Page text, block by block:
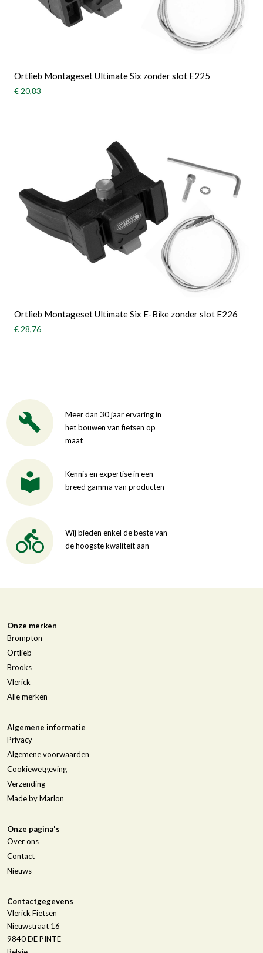
Ortlieb Montageset Ultimate Six zonder slot E225
€ 20,83
Ortlieb Montageset Ultimate Six E-Bike zonder slot E226
€ 28,76
Meer dan 30 jaar ervaring in
het bouwen van fietsen op
maat
Kennis en expertise in een
breed gamma van producten
Wij bieden enkel de beste van
de hoogste kwaliteit aan
Onze merken
Brompton
Ortlieb
Brooks
Vlerick
Alle merken
Algemene informatie
Privacy
Algemene voorwaarden
Cookiewetgeving
Verzending
Made by Marlon
Onze pagina's
Over ons
Contact
Nieuws
Contactgegevens
Vlerick Fietsen
Nieuwstraat 16
9840DE PINTE